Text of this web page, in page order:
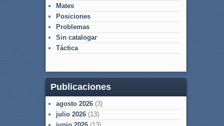
Mates
Posiciones
Problemas
Sin catalogar
Táctica
Publicaciones
agosto 2026(3)
julio 2026(13)